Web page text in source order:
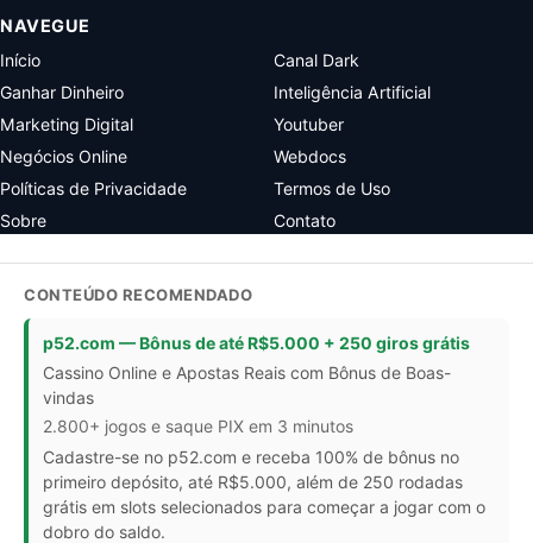
NAVEGUE
Início
Canal Dark
Ganhar Dinheiro
Inteligência Artificial
Marketing Digital
Youtuber
Negócios Online
Webdocs
Políticas de Privacidade
Termos de Uso
Sobre
Contato
CONTEÚDO RECOMENDADO
p52.com — Bônus de até R$5.000 + 250 giros grátis
Cassino Online e Apostas Reais com Bônus de Boas-
vindas
2.800+ jogos e saque PIX em 3 minutos
Cadastre-se no p52.com e receba 100% de bônus no
primeiro depósito, até R$5.000, além de 250 rodadas
grátis em slots selecionados para começar a jogar com o
dobro do saldo.